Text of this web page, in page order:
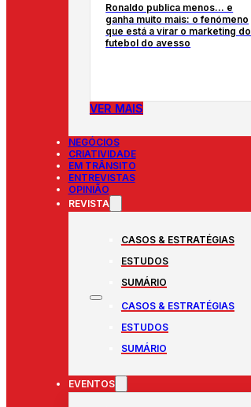
Ronaldo publica menos… e
ganha muito mais: o fenómeno
que está a virar o marketing do
futebol do avesso
VER MAIS
NEGÓCIOS
CRIATIVIDADE
EM TRÂNSITO
ENTREVISTAS
OPINIÃO
REVISTA
CASOS & ESTRATÉGIAS
ESTUDOS
SUMÁRIO
CASOS & ESTRATÉGIAS
ESTUDOS
SUMÁRIO
EVENTOS